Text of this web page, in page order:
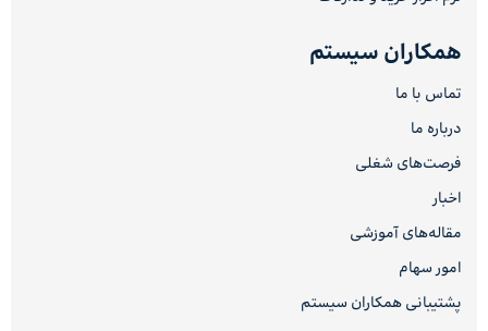
همکاران سیستم
تماس با ما
درباره ما
فرصت‌های شغلی
اخبار
مقاله‌های آموزشی
امور سهام
پشتیبانی همکاران سیستم